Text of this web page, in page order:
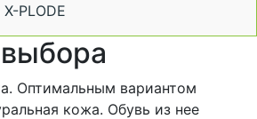
X-PLODE
Оптимальным вариантом
кожа. Обувь из нее